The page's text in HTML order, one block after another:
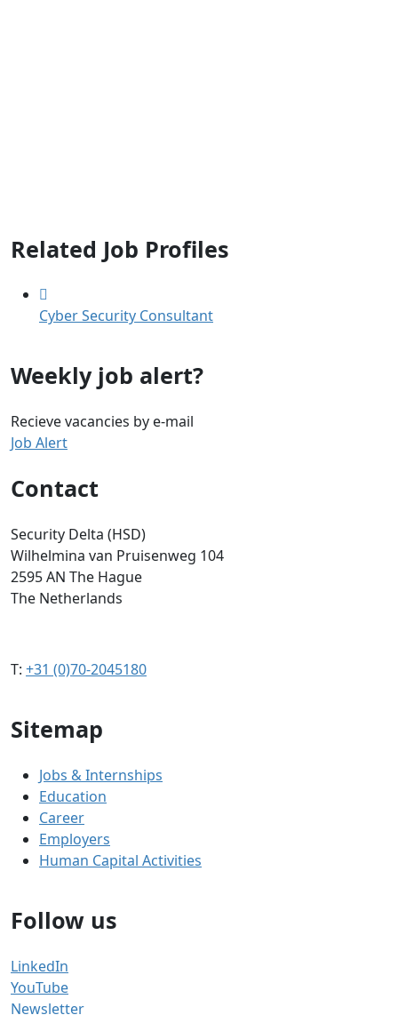
Related Job Profiles
Cyber Security Consultant
Weekly job alert?
Recieve vacancies by e-mail
Job Alert
Contact
Security Delta (HSD)
Wilhelmina van Pruisenweg 104
2595 AN The Hague
The Netherlands
T: +31 (0)70-2045180
Sitemap
Jobs & Internships
Education
Career
Employers
Human Capital Activities
Follow us
LinkedIn
YouTube
Newsletter